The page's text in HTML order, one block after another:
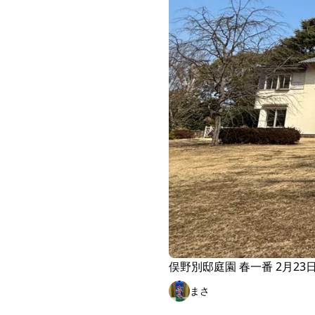
俣野別邸庭園 春一番 2月23
まさ